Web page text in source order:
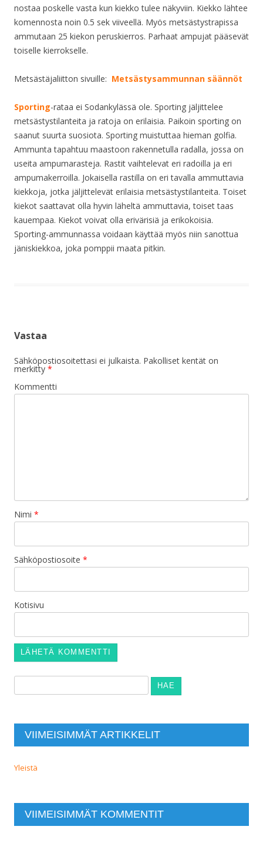
nostaa poskelle vasta kun kiekko tulee näkyviin. Kiekko lähtee
komennosta noin 0.5 sek viiveellä. Myös metsästystrapissa
ammutaan 25 kiekon peruskierros. Parhaat ampujat pääsevät
toiselle kierrokselle.
Metsästäjaliitton sivuille: Metsästysammunnan säännöt
Sporting-rataa ei Sodankylässä ole. Sporting jäljittelee
metsästystilanteita ja ratoja on erilaisia. Paikoin sporting on
saanut suurta suosiota. Sporting muistuttaa hieman golfia.
Ammunta tapahtuu maastoon rakennetulla radalla, jossa on
useita ampumarasteja. Rastit vaihtelevat eri radoilla ja eri
ampumakerroilla. Jokaisella rastilla on eri tavalla ammuttavia
kiekkoja, jotka jäljittelevät erilaisia metsästystilanteita. Toiset
kiekot saattavat olla hyvin läheltä ammuttavia, toiset taas
kauempaa. Kiekot voivat olla erivärisiä ja erikokoisia.
Sporting-ammunnassa voidaan käyttää myös niin sanottua
jäniskiekkoa, joka pomppii maata pitkin.
Vastaa
Sähköpostiosoitettasi ei julkaista. Pakolliset kentät on
merkitty *
Kommentti
Nimi *
Sähköpostiosoite *
Kotisivu
VIIMEISIMMÄT ARTIKKELIT
Yleistä
VIIMEISIMMÄT KOMMENTIT